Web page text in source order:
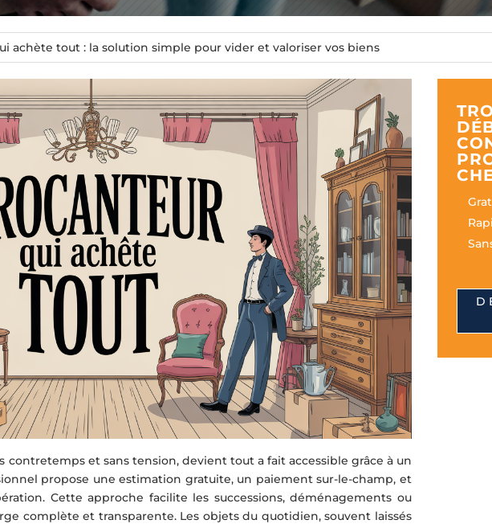
achète tout : la solution simple pour vider et valoriser vos biens
contretemps et sans tension, devient tout a fait accessible grâce à un
propose une estimation gratuite, un paiement sur-le-champ, et
Cette approche facilite les successions, déménagements ou
complète et transparente. Les objets du quotidien, souvent laissés